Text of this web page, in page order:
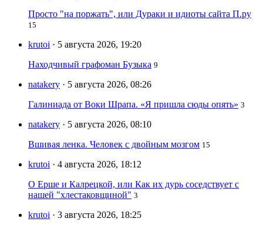
Просто "на поржать", или Дураки и идиоты сайта П.ру
15
krutoi · 5 августа 2026, 19:20
Находчивый графоман Бузыка 9
natakery · 5 августа 2026, 08:26
Галиниада от Воки Шрапа. «Я пришла сюды опять» 3
natakery · 5 августа 2026, 08:10
Вшивая ленка. Человек с двойным мозгом 15
krutoi · 4 августа 2026, 18:12
О Ерше и Калрецкой, или Как их дурь соседствует с
нашей "хлестаковщиной" 3
krutoi · 3 августа 2026, 18:25